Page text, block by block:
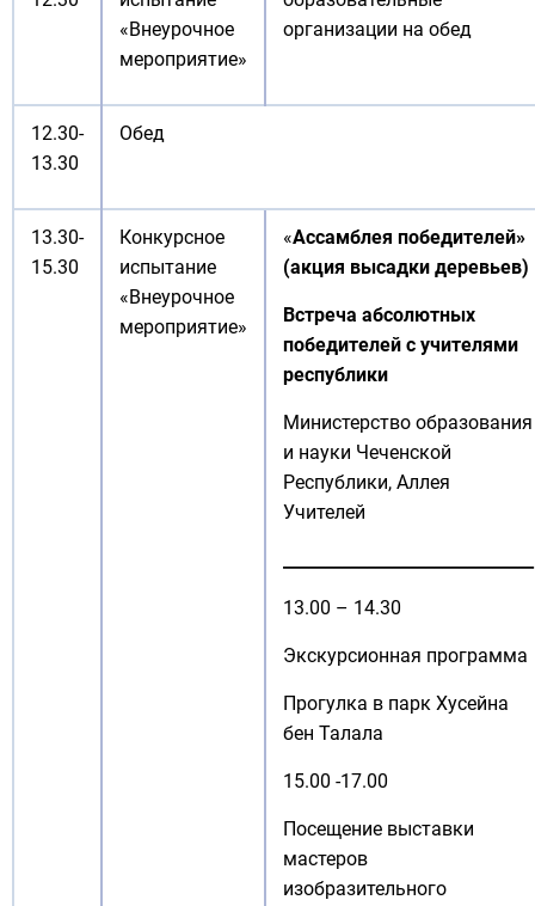
«Внеурочное
мероприятие»
организации на обед
12.30-
13.30
Обед
13.30-
15.30
Конкурсное
испытание
«Внеурочное
мероприятие»
«Ассамблея победителей»
(акция высадки деревьев)
Встреча абсолютных
победителей с учителями
республики
Министерство образования
и науки Чеченской
Республики, Аллея
Учителей
13.00 – 14.30
Экскурсионная программа
Прогулка в парк Хусейна
бен Талала
15.00 -17.00
Посещение выставки
мастеров
изобразительного